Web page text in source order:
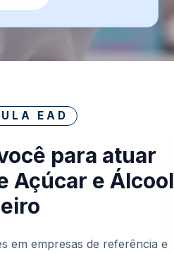
EAD
para atuar
Açúcar e Álcool
em empresas de referência e